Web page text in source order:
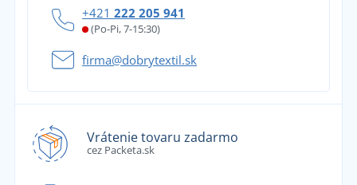
+421 222 205 941
(Po-Pi, 7-15:30)
firma@dobrytextil.sk
Vrátenie tovaru zadarmo
cez Packeta.sk